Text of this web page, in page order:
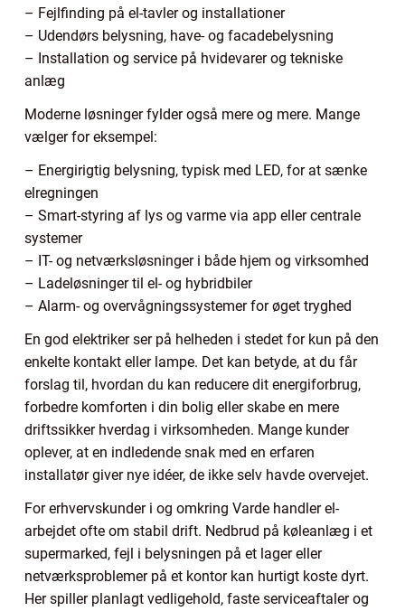
– Fejlfinding på el-tavler og installationer
– Udendørs belysning, have- og facadebelysning
– Installation og service på hvidevarer og tekniske
anlæg
Moderne løsninger fylder også mere og mere. Mange
vælger for eksempel:
– Energirigtig belysning, typisk med LED, for at sænke
elregningen
– Smart-styring af lys og varme via app eller centrale
systemer
– IT- og netværksløsninger i både hjem og virksomhed
– Ladeløsninger til el- og hybridbiler
– Alarm- og overvågningssystemer for øget tryghed
En god elektriker ser på helheden i stedet for kun på den
enkelte kontakt eller lampe. Det kan betyde, at du får
forslag til, hvordan du kan reducere dit energiforbrug,
forbedre komforten i din bolig eller skabe en mere
driftssikker hverdag i virksomheden. Mange kunder
oplever, at en indledende snak med en erfaren
installatør giver nye idéer, de ikke selv havde overvejet.
For erhvervskunder i og omkring Varde handler el-
arbejdet ofte om stabil drift. Nedbrud på køleanlæg i et
supermarked, fejl i belysningen på et lager eller
netværksproblemer på et kontor kan hurtigt koste dyrt.
Her spiller planlagt vedligehold, faste serviceaftaler og